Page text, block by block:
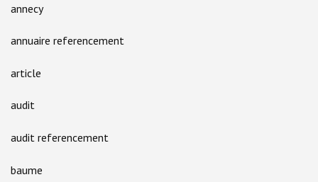
annecy
annuaire referencement
article
audit
audit referencement
baume